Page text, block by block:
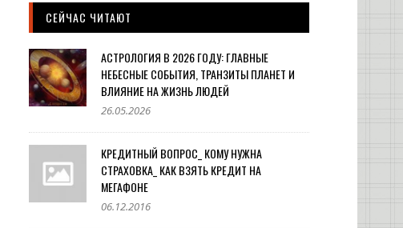
СЕЙЧАС ЧИТАЮТ
АСТРОЛОГИЯ В 2026 ГОДУ: ГЛАВНЫЕ
НЕБЕСНЫЕ СОБЫТИЯ, ТРАНЗИТЫ ПЛАНЕТ И
ВЛИЯНИЕ НА ЖИЗНЬ ЛЮДЕЙ
26.05.2026
КРЕДИТНЫЙ ВОПРОС_ КОМУ НУЖНА
СТРАХОВКА_ КАК ВЗЯТЬ КРЕДИТ НА
МЕГАФОНЕ
06.12.2016